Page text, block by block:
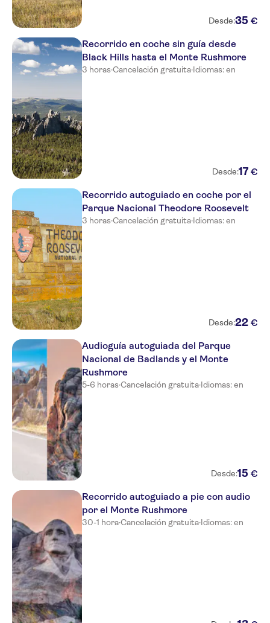
Desde:35 €
Recorrido en coche sin guía desde
Black Hills hasta el Monte Rushmore
3 horas·Cancelación gratuita·Idiomas: en
Desde:17 €
Recorrido autoguiado en coche por el
Parque Nacional Theodore Roosevelt
3 horas·Cancelación gratuita·Idiomas: en
Desde:22 €
Audioguía autoguiada del Parque
Nacional de Badlands y el Monte
Rushmore
5-6 horas·Cancelación gratuita·Idiomas: en
Desde:15 €
Recorrido autoguiado a pie con audio
por el Monte Rushmore
30-1 hora·Cancelación gratuita·Idiomas: en